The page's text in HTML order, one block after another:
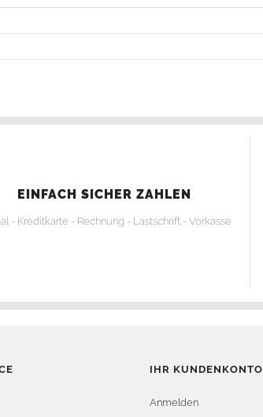
EINFACH SICHER ZAHLEN
- Kreditkarte - Rechnung - Lastschrift - Vorkasse
IHR KUNDENKONTO
Anmelden